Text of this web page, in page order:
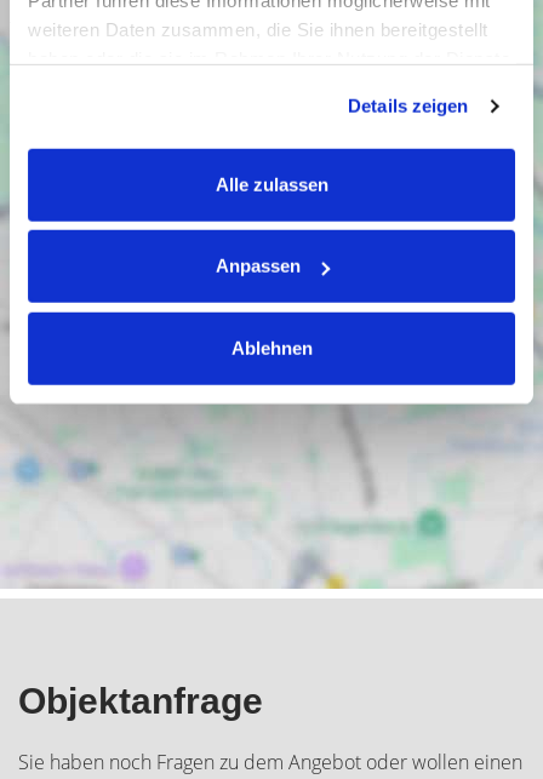
weiteren Daten zusammen, die Sie ihnen bereitgestellt
Details zeigen
Alle zulassen
Anpassen
Ablehnen
Objektanfrage
Sie haben noch Fragen zu dem Angebot oder wollen einen